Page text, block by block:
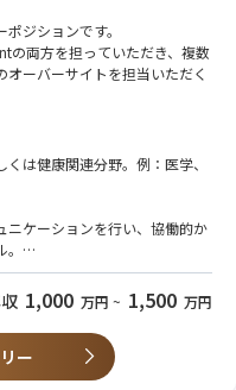
ジションです。
の両方を担っていただき、複数
ーバーサイトを担当いただく
内外の多くのステークホルダ
協働機会も豊富なポジション
は健康関連分野。例：医学、
ニケーションを行い、協働的か
信頼できる関係およびパートナ
ームプレーヤーであることを示
有している。
び試験フェーズにまたがる経
1,000 万円 ~ 1,500 万円
ー